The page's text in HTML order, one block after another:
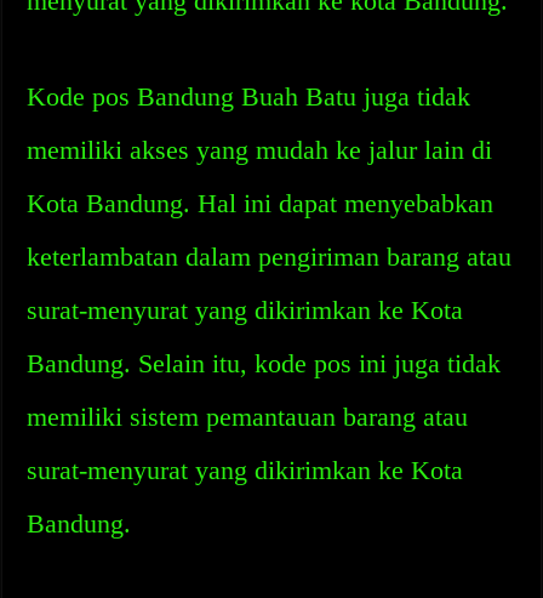
Kode pos Bandung Buah Batu juga tidak
memiliki akses yang mudah ke jalur lain di
Kota Bandung. Hal ini dapat menyebabkan
keterlambatan dalam pengiriman barang atau
surat-menyurat yang dikirimkan ke Kota
Bandung. Selain itu, kode pos ini juga tidak
memiliki sistem pemantauan barang atau
surat-menyurat yang dikirimkan ke Kota
Bandung.